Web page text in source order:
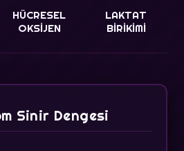
HÜCRESEL
OKSIJEN
LAKTAT
BIRIKIMI
Sinir Dengesi